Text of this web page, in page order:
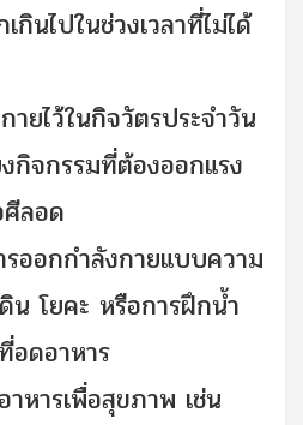
กินไปในช่วงเวลาที่ไม่ได้
ยไว้ในกิจวัตรประจำวัน
จกรรมที่ต้องออกแรง
ศีลอด
รออกกำลังกายแบบความ
น โยคะ หรือการฝึกน้ำ
อดอาหาร
หารเพื่อสุขภาพ เช่น